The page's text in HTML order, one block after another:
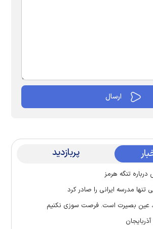
پربازدید
تنگه هرمز
مدرسه ایرانی را صادر کرد
عین بصیرت است. فرصت سوزی نکنیم